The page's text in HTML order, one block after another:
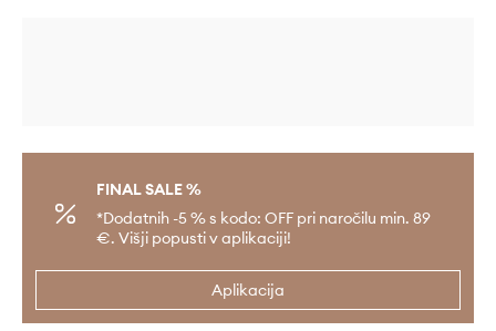
FINAL SALE %
*Dodatnih -5 % s kodo: OFF pri naročilu min. 89
€. Višji popusti v aplikaciji!
Aplikacija